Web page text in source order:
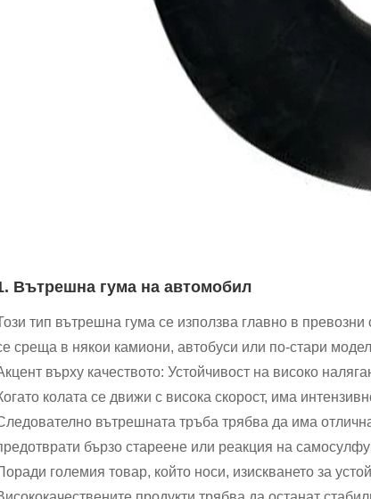
Вътрешна гума на автомобил
тип вътрешна гума се използва главно в
среща в някои камиони, автобуси или по-стари
върху качеството: Устойчивост на високо
колата се движи с висока скорост, има
вътрешната тръба трябва да има
бързо стареене или реакция на
големия товар, който носи, изискването за